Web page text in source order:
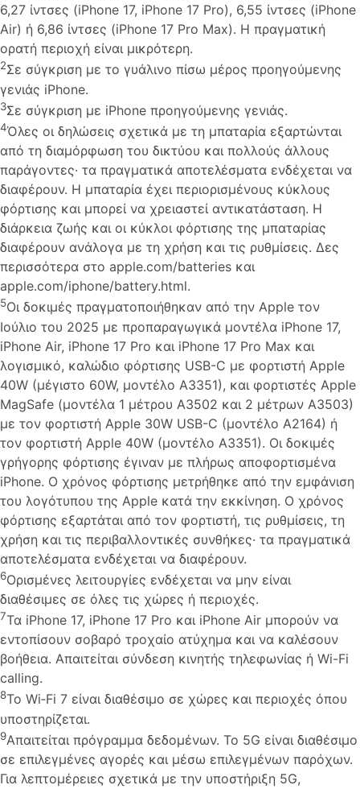
6,27 ίντσες (iPhone 17, iPhone 17 Pro), 6,55 ίντσες (iPhone
Air) ή 6,86 ίντσες (iPhone 17 Pro Max). Η πραγματική
ορατή περιοχή είναι μικρότερη.
2Σε σύγκριση με το γυάλινο πίσω μέρος προηγούμενης
γενιάς iPhone.
3Σε σύγκριση με iPhone προηγούμενης γενιάς.
4Όλες οι δηλώσεις σχετικά με τη μπαταρία εξαρτώνται
από τη διαμόρφωση του δικτύου και πολλούς άλλους
παράγοντες· τα πραγματικά αποτελέσματα ενδέχεται να
διαφέρουν. Η μπαταρία έχει περιορισμένους κύκλους
φόρτισης και μπορεί να χρειαστεί αντικατάσταση. Η
διάρκεια ζωής και οι κύκλοι φόρτισης της μπαταρίας
διαφέρουν ανάλογα με τη χρήση και τις ρυθμίσεις. Δες
περισσότερα στο apple.com/batteries και
apple.com/iphone/battery.html.
5Οι δοκιμές πραγματοποιήθηκαν από την Apple τον
Ιούλιο του 2025 με προπαραγωγικά μοντέλα iPhone 17,
iPhone Air, iPhone 17 Pro και iPhone 17 Pro Max και
λογισμικό, καλώδιο φόρτισης USB-C με φορτιστή Apple
40W (μέγιστο 60W, μοντέλο A3351), και φορτιστές Apple
MagSafe (μοντέλα 1 μέτρου A3502 και 2 μέτρων A3503)
με τον φορτιστή Apple 30W USB-C (μοντέλο A2164) ή
τον φορτιστή Apple 40W (μοντέλο A3351). Οι δοκιμές
γρήγορης φόρτισης έγιναν με πλήρως αποφορτισμένα
iPhone. Ο χρόνος φόρτισης μετρήθηκε από την εμφάνιση
του λογότυπου της Apple κατά την εκκίνηση. Ο χρόνος
φόρτισης εξαρτάται από τον φορτιστή, τις ρυθμίσεις, τη
χρήση και τις περιβαλλοντικές συνθήκες· τα πραγματικά
αποτελέσματα ενδέχεται να διαφέρουν.
6Ορισμένες λειτουργίες ενδέχεται να μην είναι
διαθέσιμες σε όλες τις χώρες ή περιοχές.
7Τα iPhone 17, iPhone 17 Pro και iPhone Air μπορούν να
εντοπίσουν σοβαρό τροχαίο ατύχημα και να καλέσουν
βοήθεια. Απαιτείται σύνδεση κινητής τηλεφωνίας ή Wi-Fi
calling.
8Το Wi‑Fi 7 είναι διαθέσιμο σε χώρες και περιοχές όπου
υποστηρίζεται.
9Απαιτείται πρόγραμμα δεδομένων. Το 5G είναι διαθέσιμο
σε επιλεγμένες αγορές και μέσω επιλεγμένων παρόχων.
Για λεπτομέρειες σχετικά με την υποστήριξη 5G,